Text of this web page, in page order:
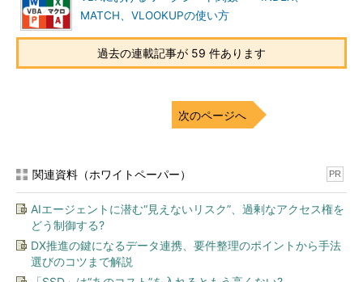
MATCH、VLOOKUPの使い方
過去の連載記事が 59 件あります
次のページへ
関連資料（ホワイトペーパー） PR
AIエージェントに潜む“見えないリスク”、過剰なアクセス権を
どう制御する?
DX推進の鍵になるデータ連携、要件整理のポイントから手法
選びのコツまで解説